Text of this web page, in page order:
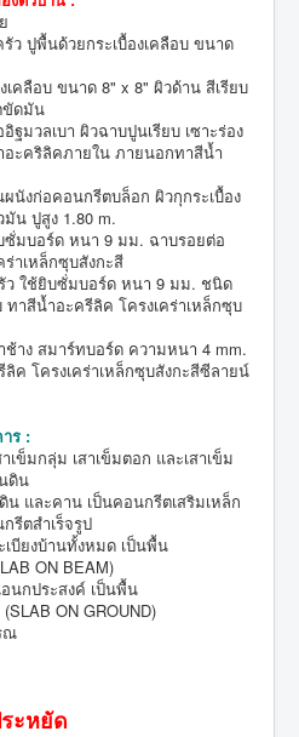
ว ปูพื้นด้วยกระเบื้องเคลือบ ขนาด
คลือบ ขนาด 8" x 8" ผิวด้าน สีเรียบ
ขัดมัน
ฐมวลเบา ผิวฉาบปูนเรียบ เซาะร่อง
อะคริลิคภายใน ภายนอกทาสีน้ำ
นังก่อคอนกรีตบล็อก ผิวกุกระเบื้อง
น ปูสูง 1.80 m.
ซั่มบอร์ด หนา 9 มม. ฉาบรอยต่อ
าเหล็กซุบสังกะสี
ว ใช้ยิบซั่มบอร์ด หนา 9 มม. ชนิด
าสีน้ำอะครีลิค โครงเคร่าเหล็กซุบ
าง สมาร์ทบอร์ด ความหนา 4 mm.
ค โครงเคร่าเหล็กซุบสังกะสีซีลายน์
ร :
เข็มกลุ่ม เสาเข็มตอก และเสาเข็ม
ดิน
และคาน เป็นคอนกรีตเสริมเหล็ก
รีตสำเร็จรูป
บียงบ้านทั้งหมด เป็นพื้น
ON BEAM)
นกประสงค์ เป็นพื้น
ON GROUND)
ณ
ะหยัด